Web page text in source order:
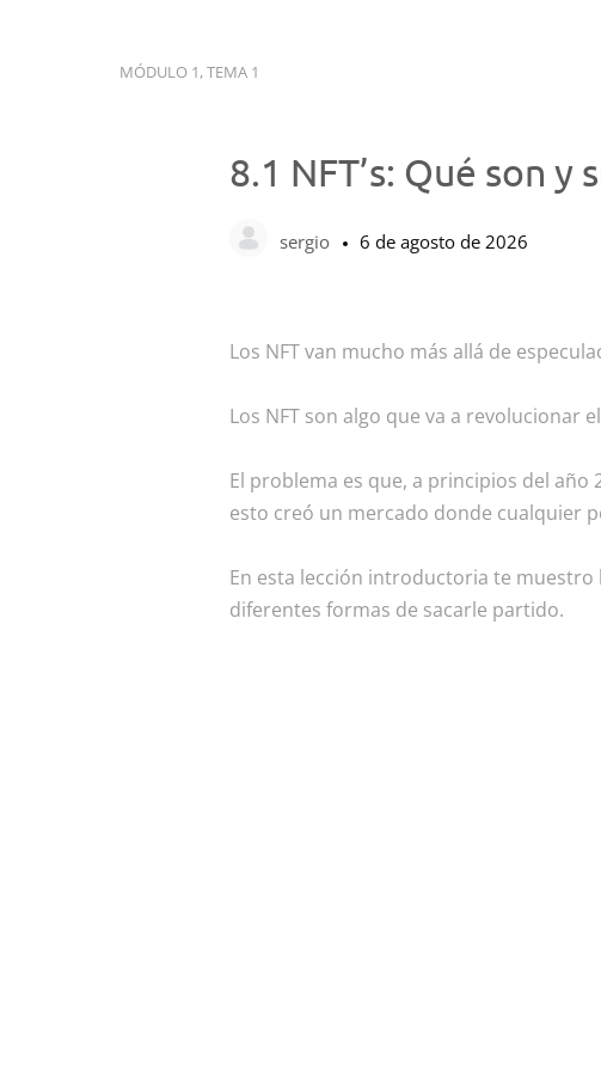
MÓDULO 1, TEMA 1
8.1 NFT’s: Qué son
sergio 6 de agosto de 2026
Los NFT van mucho más allá de
Los NFT son algo que va a revolucionar
El problema es que, a principios del año
esto creó un mercado donde cualquier
En esta lección introductoria te
diferentes formas de sacarle partido.